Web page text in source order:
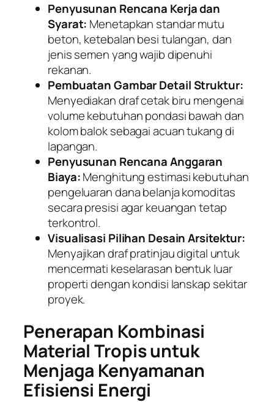
Penyusunan Rencana Kerja dan
Syarat: Menetapkan standar mutu
beton, ketebalan besi tulangan, dan
jenis semen yang wajib dipenuhi
rekanan.
Pembuatan Gambar Detail Struktur:
Menyediakan draf cetak biru mengenai
volume kebutuhan pondasi bawah dan
kolom balok sebagai acuan tukang di
lapangan.
Penyusunan Rencana Anggaran
Biaya:Menghitung estimasi kebutuhan
pengeluaran dana belanja komoditas
secara presisi agar keuangan tetap
terkontrol.
Visualisasi Pilihan Desain Arsitektur:
Menyajikan draf pratinjau digital untuk
mencermati keselarasan bentuk luar
properti dengan kondisi lanskap sekitar
proyek.
Penerapan Kombinasi
Material Tropis untuk
Menjaga Kenyamanan
Efisiensi Energi